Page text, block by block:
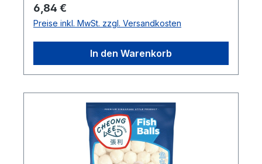
B.VHerkunftsland:DänemarkBestellung per
Karton:10 StkAbmessungen (LxBxH): 39,5 x
25,5 x 32,5 cmBruttogewicht: 9,74
kgBarcode: 8801015300213"
Regulärer Preis:
6,84 €
Preise inkl. MwSt. zzgl. Versandkosten
In den Warenkorb